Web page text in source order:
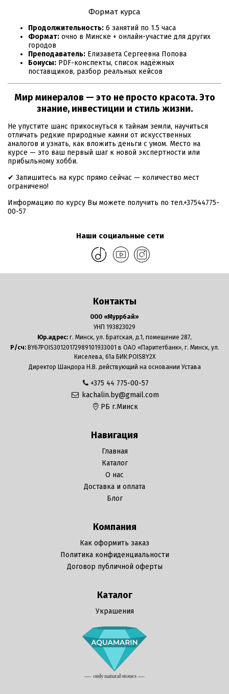
Формат курса
Продолжительность: 6 занятий по 1.5 часа
Формат: очно в Минске + онлайн-участие для других
городов
Преподаватель: Елизавета Сергеевна Попова
Бонусы: PDF-конспекты, список надёжных
поставщиков, разбор реальных кейсов
Мир минералов — это не просто красота. Это
знание, инвестиции и стиль жизни.
Не упустите шанс прикоснуться к тайнам земли, научиться
отличать редкие природные камни от искусственных
аналогов и узнать, как вложить деньги с умом. Место на
курсе — это ваш первый шаг к новой экспертности или
прибыльному хобби.
✔ Запишитесь на курс прямо сейчас — количество мест
ограничено!
Информацию по курсу Вы можете получить по тел.+37544775-
00-57
Наши социальные сети
Контакты
ООО «Муррбай»
УНП 193823029
Юр.адрес: г. Минск, ул. Братская, д.1, помещение 287,
Р/сч:BY67POIS30120172989101933001 в ОАО «Паритетбанк», г. Минск, ул.
Киселева, 61а БИК:POISBY2X
Директор Шандора Н.В. действующий на основании Устава
+375 44 775-00-57
kachalin.by@gmail.com
РБ г.Минск
Навигация
Главная
Каталог
О нас
Доставка и оплата
Блог
Компания
Как оформить заказ
Политика конфиденциальности
Договор публичной оферты
Каталог
Украшения